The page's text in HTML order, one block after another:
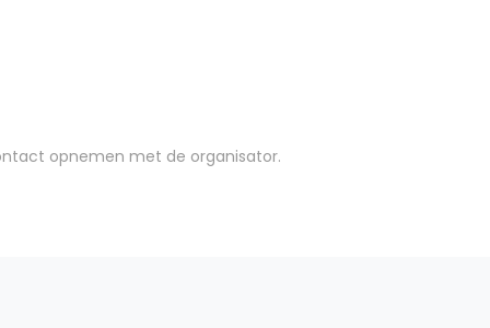
opnemen met de organisator.